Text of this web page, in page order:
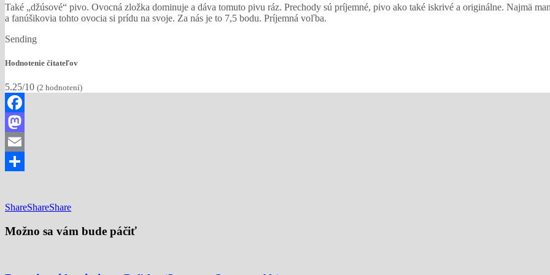
Také „džúsové“ pivo. Ovocná zložka dominuje a dáva tomuto pivu ráz. Prechody sú príjemné, pivo ako také iskrivé a originálne. Najmä
a fanúšikovia tohto ovocia si prídu na svoje. Za nás je to 7,5 bodu. Príjemná voľba.
Sending
Hodnotenie čitateľov
5.25/10 (2 hodnotení)
Facebook
Mastodon
Email
ShareShareShare
Možno sa vám bude páčiť